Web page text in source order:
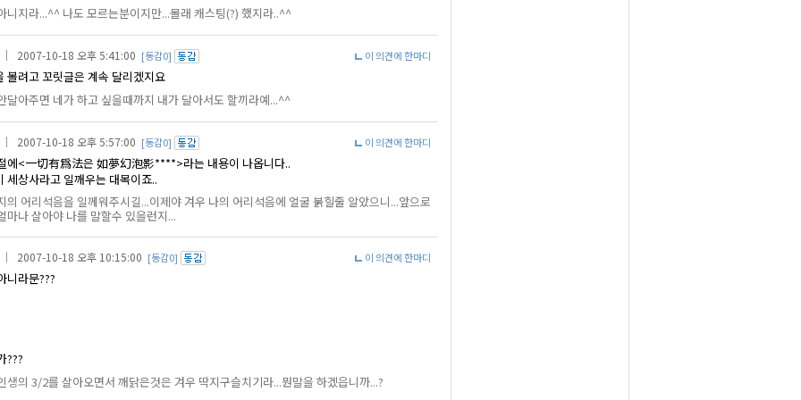
니지라...^^ 나도 모르는분이지만...몰래 캐스팅(?) 했지라..^^
｜ 2007-10-18 오후 5:41:00 [동감0] 이 의견에 한마디
볼려고 꼬릿글은 계속 달리겠지요
달아주면 네가 하고 싶을때까지 내가 달아서도 할끼라예...^^
｜ 2007-10-18 오후 5:57:00 [동감0] 이 의견에 한마디
에<一切有爲法은 如夢幻泡影****>라는 내용이 나옵니다..
세상사라고 일깨우는 대목이죠..
의 어리석음을 일께워주시길...이제야 겨우 나의 어리석음에 얼굴 붉힐줄 알았으니...앞으로
마나 살아야 나를 말할수 있을런지...
｜ 2007-10-18 오후 10:15:00 [동감0] 이 의견에 한마디
니라문???
???
생의 3/2를 살아오면서 깨닭은것은 겨우 딱지구슬치기라...뭔말을 하겠읍니까...?